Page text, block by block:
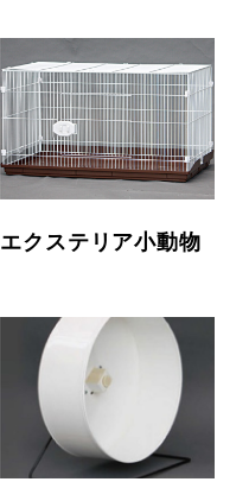
エクステリア小動物